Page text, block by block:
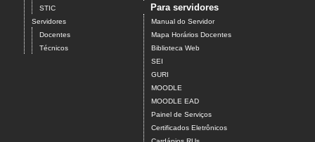
STIC
Servidores
Docentes
Técnicos
Para servidores
Manual do Servidor
Mapa Horários Docentes
Biblioteca Web
SEI
GURI
MOODLE
MOODLE EAD
Painel de Serviços
Certificados Eletrônicos